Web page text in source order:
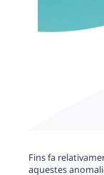
Fins fa
aquestes